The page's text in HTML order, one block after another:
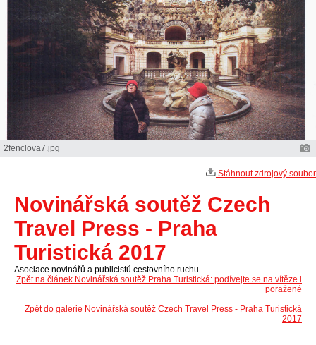
2fenclova7.jpg
Stáhnout zdrojový soubor
Novinářská soutěž Czech
Travel Press - Praha
Turistická 2017
Asociace novinářů a publicistů cestovního ruchu.
Zpět na článek Novinářská soutěž Praha Turistická: podívejte se na vítěze i
poražené
Zpět do galerie Novinářská soutěž Czech Travel Press - Praha Turistická
2017